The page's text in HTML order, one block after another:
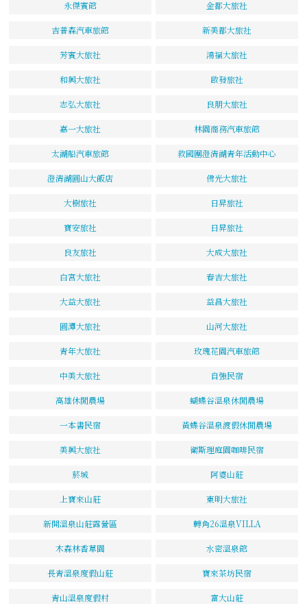
永傑賓館 金都大旅社
吉普森汽車旅館 新美都大旅社
芳賓大旅社 鴻福大旅社
和興大旅社 啟發旅社
志弘大旅社 良朋大旅社
嘉一大旅社 林園商務汽車旅館
太湖船汽車旅館 救國團澄清湖青年活動中心
澄清湖圓山大飯店 佛光大旅社
大樹旅社 日昇旅社
寶安旅社 日昇旅社
良友旅社 大成大旅社
白宮大旅社 春吉大旅社
大益大旅社 益昌大旅社
圓潭大旅社 山河大旅社
青年大旅社 玫瑰花園汽車旅館
中美大旅社 自強民宿
高雄休閒農場 蝴蝶谷溫泉休閒農場
一本書民宿 黃蝶谷溫泉渡假休閒農場
美興大旅社 衛斯理庭園咖啡民宿
菸城 阿婆山莊
上寶來山莊 東明大旅社
新開溫泉山莊露營區 轉角26溫泉VILLA
木森林香草園 水密溫泉館
長青溫泉度假山莊 寶來茶坊民宿
青山溫泉度假村 富大山莊